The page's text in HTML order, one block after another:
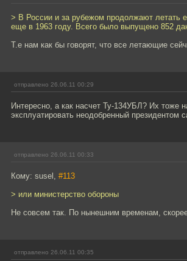
> В России и за рубежом продолжают летать
еще в 1963 году. Всего было выпущено 852
Т.е нам как бы говорят, что все летающие
отправлено 26.06.11 00:29
Интересно, а как насчет Ту-134УБЛ? Их тоже
эксплуатировать неодобренный президентом
отправлено 26.06.11 00:33
Кому: susel, #113
> или министерство обороны
Не совсем так. По нынешним временам,
отправлено 26.06.11 00:35